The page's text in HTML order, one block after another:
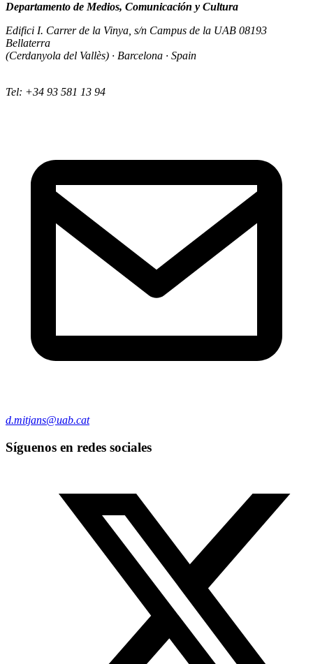
Departamento de Medios, Comunicación y Cultura
Edifici I. Carrer de la Vinya, s/n Campus de la UAB 08193
Bellaterra
(Cerdanyola del Vallès) · Barcelona · Spain
Tel: +34 93 581 13 94
d.mitjans@uab.cat
Síguenos en redes sociales